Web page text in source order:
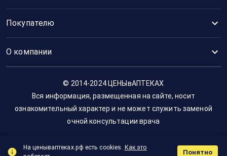
Покупателю
О компании
© 2014-2024 ЦЕНЫвАПТЕКАХ
Вся информация, размещенная на сайте, носит
ознакомительный характер и не может служить заменой
очной консультации врача
На ценываптеках.рф есть cookies. Как это
Понятно